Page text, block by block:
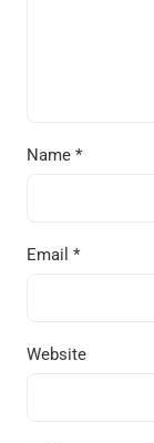
Name *
Email *
Website